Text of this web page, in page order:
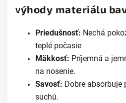
Výhody materiálu
Priedušnosť: Nechá
teplé počasie
Mäkkosť: Príjemná a
na nosenie.
Savosť: Dobre absorbuje
suchú.